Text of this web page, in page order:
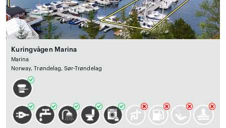
Kuringvågen Marina
Marina
Norway, Trøndelag, Sør-Trøndelag